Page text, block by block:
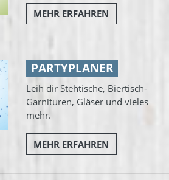
MEHR ERFAHREN
PARTYPLANER
Leih dir Stehtische, Biertisch-
Garnituren, Gläser und vieles
mehr.
MEHR ERFAHREN